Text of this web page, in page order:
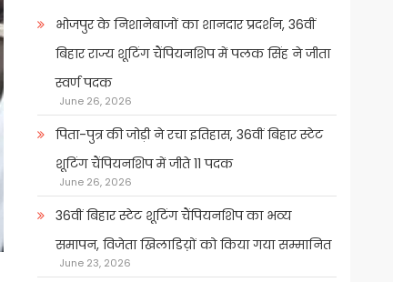
भोजपुर के निशानेबाजों का शानदार प्रदर्शन, 36वीं
बिहार राज्य शूटिंग चैंपियनशिप में पलक सिंह ने जीता
स्वर्ण पदक
June 26, 2026
पिता-पुत्र की जोड़ी ने रचा इतिहास, 36वीं बिहार स्टेट
शूटिंग चैंपियनशिप में जीते 11 पदक
June 26, 2026
36वीं बिहार स्टेट शूटिंग चैंपियनशिप का भव्य
समापन, विजेता खिलाडिय़ों को किया गया सम्मानित
June 23, 2026